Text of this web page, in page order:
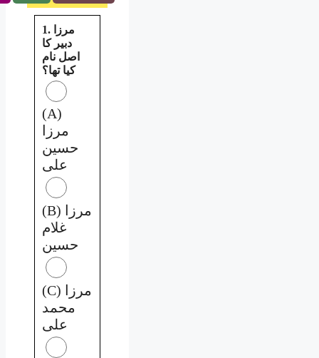
1. مرزا
دبیر کا
اصل نام
کیا تھا؟
(A)
مرزا
حسین
علی
(B) مرزا
غلام
حسین
(C) مرزا
محمد
علی